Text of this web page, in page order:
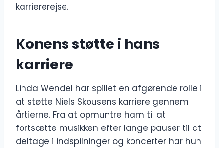
karriererejse.
Konens støtte i hans
karriere
Linda Wendel har spillet en afgørende rolle i
at støtte Niels Skousens karriere gennem
årtierne. Fra at opmuntre ham til at
fortsætte musikken efter lange pauser til at
deltage i indspilninger og koncerter har hun